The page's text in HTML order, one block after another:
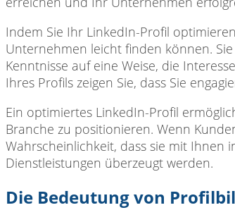
Indem Sie Ihr LinkedIn-Profil
Unternehmen leicht finden können.
Kenntnisse auf eine Weise, die
Ihres Profils zeigen Sie, dass Sie
Ein optimiertes LinkedIn-Profil
Branche zu positionieren. Wenn
Wahrscheinlichkeit, dass sie mit
Dienstleistungen überzeugt werden.
Die Bedeutung von